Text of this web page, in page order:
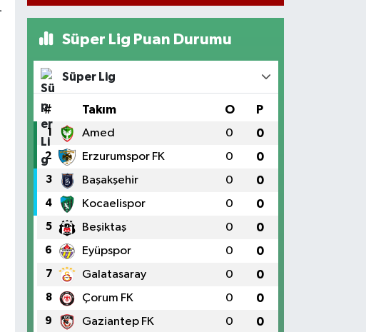
Süper Lig Puan Durumu
Süper Lig
# Takım O P
1 Amed 0 0
2 Erzurumspor FK 0 0
3 Başakşehir 0 0
4 Kocaelispor 0 0
5 Beşiktaş 0 0
6 Eyüpspor 0 0
7 Galatasaray 0 0
8 Çorum FK 0 0
9 Gaziantep FK 0 0